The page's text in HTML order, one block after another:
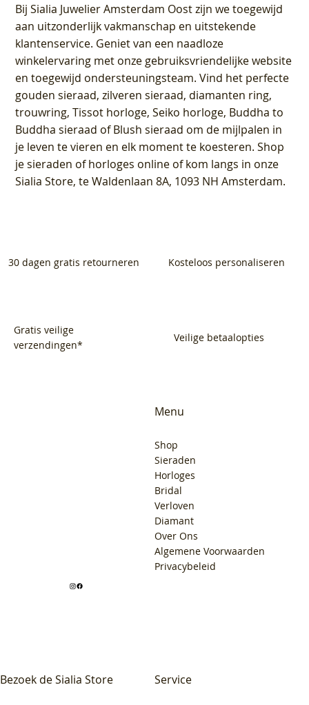
BijSialia Juwelier Amsterdam Oostzijn we toegewijd
aan uitzonderlijk vakmanschap en uitstekende
klantenservice. Geniet van een naadloze
winkelervaring met onze gebruiksvriendelijke website
en toegewijd ondersteuningsteam. Vind het perfecte
gouden sieraad, zilveren sieraad, diamanten ring,
trouwring, Tissot horloge, Seiko horloge, Buddha to
Buddha sieraad of Blush sieraad om de mijlpalen in
je leven te vieren en elk moment te koesteren. Shop
je sieraden of horloges online of kom langs in onze
Sialia Store, te Waldenlaan 8A, 1093 NH Amsterdam.
30 dagen gratis retourneren Kosteloos personaliseren
Gratis veilige
verzendingen*
Veilige betaalopties
Bezoek de Sialia Store
Menu
Shop
Sieraden
Horloges
Bridal
Verloven
Diamant
Over Ons
Algemene Voorwaarden
Privacybeleid
Service